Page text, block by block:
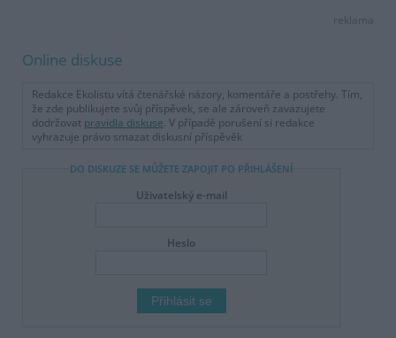
reklama
Online diskuse
Redakce Ekolistu vítá čtenářské názory, komentáře a postřehy. Tím,
že zde publikujete svůj příspěvek, se ale zároveň zavazujete
dodržovat pravidla diskuse. V případě porušení si redakce
vyhrazuje právo smazat diskusní příspěvěk
DO DISKUZE SE MŮŽETE ZAPOJIT PO PŘIHLÁŠENÍ
Uživatelský e-mail
Heslo